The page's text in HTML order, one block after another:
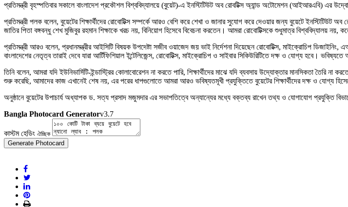
প্রতিমন্ত্রী বৃহস্পতিবার সকালে বাংলাদেশ প্রকৌশল বিশ্ববিদ্যালয়ে (বুয়েট)-এ ইনস্টিটিউট অব রোবটিক্স অ্যান্ড অটোমেশন (আইআরএবি) এর
প্রতিমন্ত্রী পলক বলেন, বুয়েটের শিক্ষার্থীদের রোবোটিক্স সম্পর্কে আরও বেশি করে শেখা ও জানার সুযোগ করে দেওয়ার জন্য বুয়েটে
জাতির পিতা বঙ্গবন্ধু শেখ মুজিবুর রহমান শিক্ষাকে খরচ নয়, বিনিয়োগ হিসেবে বিবেচনা করতেন। আমরা রোবোটিক্সকে শুধুমাত্র বিশ্ববিদ্যালয়
প্রতিমন্ত্রী আরও বলেন, প্রধানমন্ত্রীর আইসিটি বিষয়ক উপদেষ্টা সজীব ওয়াজেদ জয় ভাই নির্দেশনা দিয়েছেন রোবোটিক্স, মাইক্রোচিপ ডিজাইনিং,
বাংলাদেশের নেতৃত্ব তারাই দেবে যারা আর্টিফিশিয়াল ইন্টেলিজেন্স, রোবোটিক্স, মাইক্রোচিপ ও সাইবার সিকিউরিটিতে দক্ষ ও যোগ্য হবে।
তিনি বলেন, আমরা যদি ইউনিভার্সিটি-ইন্ডাস্ট্রির কোলাবোরেশন না করতে পারি, শিক্ষার্থীদের মাঝে যদি ব্যবসায় উদ্যোক্তার মানসিকতা তৈরি
শুরু করেছি, আমাদের কাজ এখানেই শেষ নয়, এর পরের ধাপগুলোতে আমরা আরও ভবিষ্যতমূখী প্রযুক্তিতে বুয়েটের শিক্ষার্থীদের দক্ষ ও যোগ্য হিসেবে
অনুষ্ঠানে বুয়েটের উপাচার্য অধ্যাপক ড. সত্য প্রসাদ মজুমদার এর সভাপতিত্বে অন্যান্যের মধ্যে বক্তব্য রাখেন তথ্য ও যোগাযোগ প্রযুক্তি
Bangla Photocard Generatorv3.7
কাস্টম হেডিং ঐচ্ছিক
Generate Photocard